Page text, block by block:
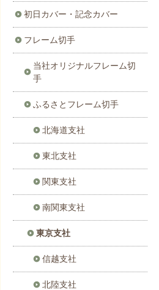
初日カバー・記念カバー
フレーム切手
当社オリジナルフレーム切
手
ふるさとフレーム切手
北海道支社
東北支社
関東支社
南関東支社
東京支社
信越支社
北陸支社